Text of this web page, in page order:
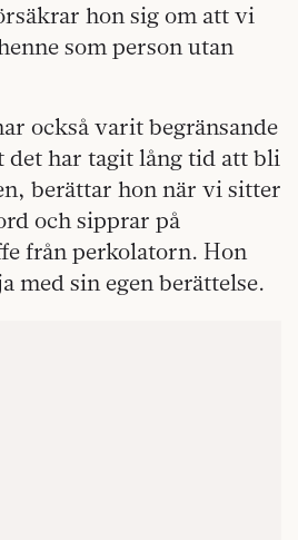
hon sig om att vi
som person utan
också varit begränsande
har tagit lång tid att bli
berättar hon när vi sitter
och sipprar på
från perkolatorn. Hon
med sin egen berättelse.